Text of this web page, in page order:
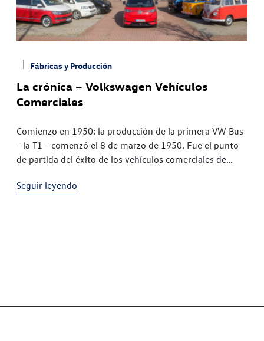
Fábricas y Producción
La crónica – Volkswagen Vehículos
Comerciales
Comienzo en 1950: la producción de la primera VW Bus
- la T1 - comenzó el 8 de marzo de 1950. Fue el punto
de partida del éxito de los vehículos comerciales de
Seguir leyendo